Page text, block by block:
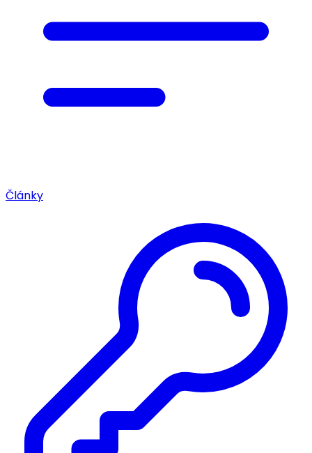
Články